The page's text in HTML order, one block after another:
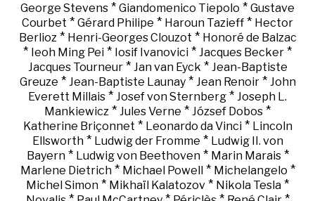
George Stevens * Giandomenico Tiepolo * Gustave
Courbet * Gérard Philipe * Haroun Tazieff * Hector
Berlioz * Henri-Georges Clouzot * Honoré de Balzac
* Ieoh Ming Pei * Iosif Ivanovici * Jacques Becker *
Jacques Tourneur* Jan van Eyck * Jean-Baptiste
Greuze * Jean-Baptiste Launay* Jean Renoir* John
Everett Millais * Josef von Sternberg * Joseph L.
Mankiewicz * Jules Verne * József Dobos *
Katherine Briçonnet * Leonardo da Vinci* Lincoln
Ellsworth* Ludwig der Fromme * Ludwig II. von
Bayern* Ludwig von Beethoven* Marin Marais*
Marlene Dietrich* Michael Powell* Michelangelo *
Michel Simon * Mikhaïl Kalatozov * Nikola Tesla *